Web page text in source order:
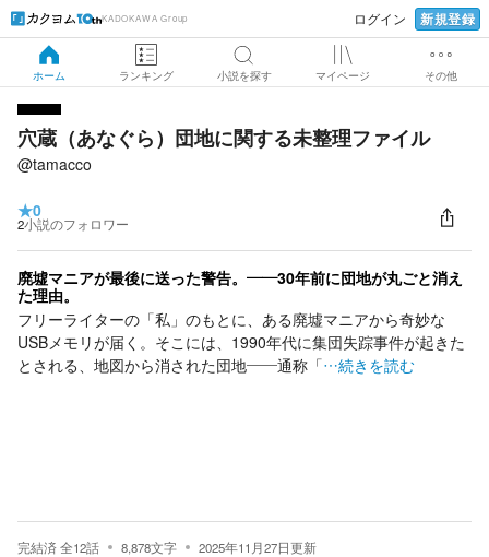
KADOKAWA Group ログイン 新規登録
ホーム ランキング 小説を探す マイページ その他
穴蔵（あなぐら）団地に関する未整理ファイル
@tamacco
★0
2小説のフォロワー
廃墟マニアが最後に送った警告。——30年前に団地が丸ごと消え
た理由。
フリーライターの「私」のもとに、ある廃墟マニアから奇妙な
USBメモリが届く。そこには、1990年代に集団失踪事件が起きた
とされる、地図から消された団地――通称「…続きを読む
完結済全12話 8,878文字 2025年11月27日更新